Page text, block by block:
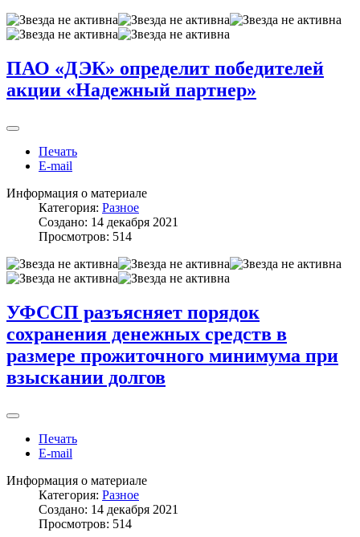
ПАО «ДЭК» определит победителей
акции «Надежный партнер»
Печать
E-mail
Информация о материале
Категория: Разное
Создано: 14 декабря 2021
Просмотров: 514
УФССП разъясняет порядок
сохранения денежных средств в
размере прожиточного минимума при
взыскании долгов
Печать
E-mail
Информация о материале
Категория: Разное
Создано: 14 декабря 2021
Просмотров: 514